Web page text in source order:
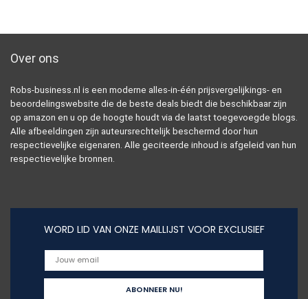
Over ons
Robs-business.nl is een moderne alles-in-één prijsvergelijkings- en
beoordelingswebsite die de beste deals biedt die beschikbaar zijn
op amazon en u op de hoogte houdt via de laatst toegevoegde blogs.
Alle afbeeldingen zijn auteursrechtelijk beschermd door hun
respectievelijke eigenaren. Alle geciteerde inhoud is afgeleid van hun
respectievelijke bronnen.
WORD LID VAN ONZE MAILLIJST VOOR EXCLUSIEF